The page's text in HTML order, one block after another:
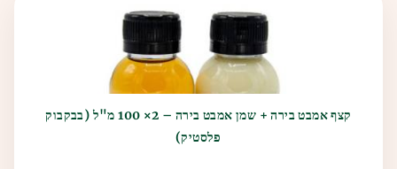
קצף אמבט בירה + שמן אמבט בירה – 2× 100 מ"ל (בבקבוק
פלסטיק)